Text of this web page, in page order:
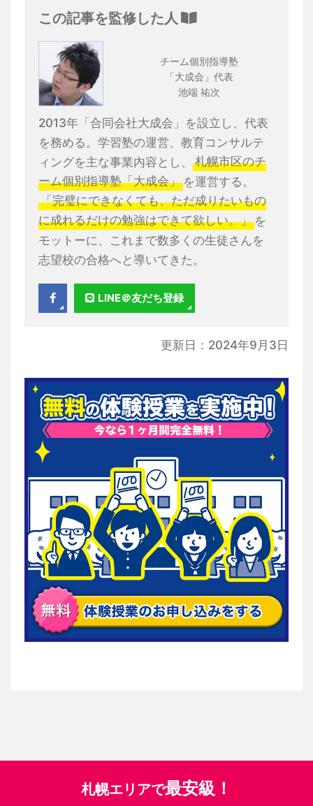
この記事を監修した人
チーム個別指導塾
「大成会」代表
池端 祐次
2013年「合同会社大成会」を設立し、代表
を務める。学習塾の運営、教育コンサルテ
ィングを主な事業内容とし、
札幌市区のチ
ーム個別指導塾「大成会」 を運営する。
「完璧にできなくても、ただ成りたいもの
に成れるだけの勉強はできて欲しい。」 を
モットーに、これまで数多くの生徒さんを
志望校の合格へと導いてきた。
LINE＠友だち登録
更新日：2024年9月3日
札幌エリアで最安級！